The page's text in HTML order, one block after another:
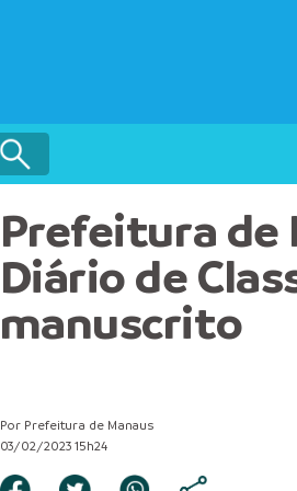
Prefeitura de
Diário de
manuscrito
Por Prefeitura de Manaus
03/02/2023 15h24